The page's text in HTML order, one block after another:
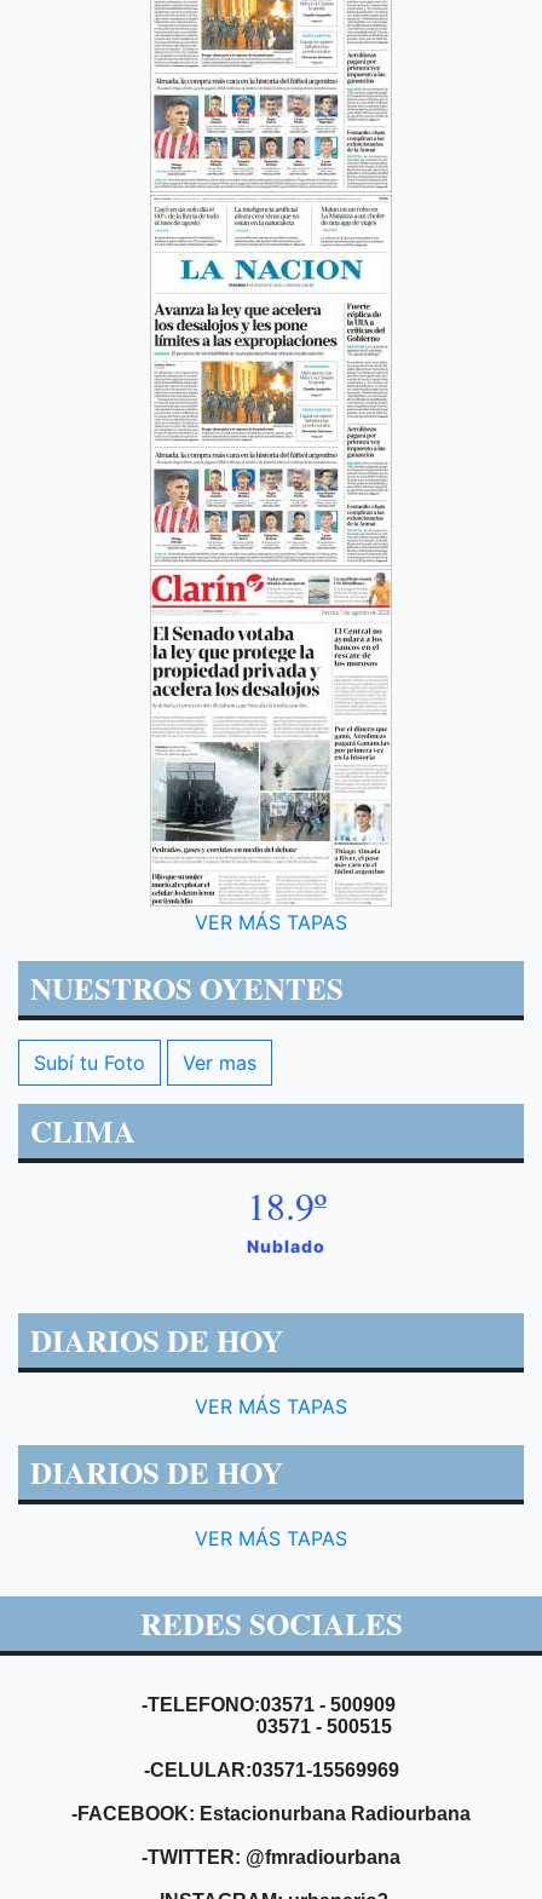
VER MÁS TAPAS
NUESTROS OYENTES
Subí tu Foto Ver mas
CLIMA
18.9º
Nublado
DIARIOS DE HOY
VER MÁS TAPAS
DIARIOS DE HOY
VER MÁS TAPAS
REDES SOCIALES
-TELEFONO:03571 - 500909
03571 - 500515
-CELULAR:03571-15569969
-FACEBOOK: Estacionurbana Radiourbana
-TWITTER: @fmradiourbana